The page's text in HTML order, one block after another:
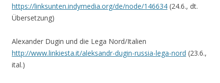
https://linksunten.indymedia.org/de/node/146634 (24.6., dt.
Übersetzung)
Alexander Dugin und die Lega Nord/Italien
http://www.linkiesta.it/aleksandr-dugin-russia-lega-nord (23.6.,
ital.)